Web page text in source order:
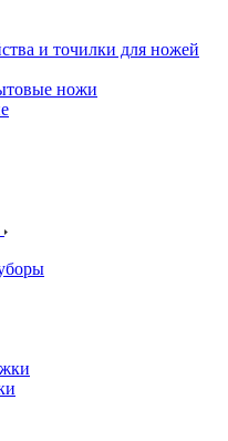
и точилки для ножей
ножи